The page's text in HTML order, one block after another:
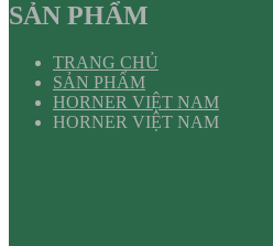
SẢN PHẨM
TRANG CHỦ
SẢN PHẨM
HORNER VIỆT NAM
HORNER VIỆT NAM